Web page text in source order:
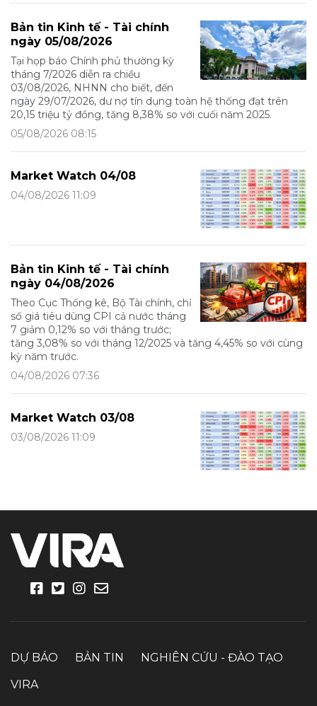
Bản tin Kinh tế - Tài chính
ngày 05/08/2026
Tại họp báo Chính phủ thường kỳ
tháng 7/2026 diễn ra chiều
03/08/2026, NHNN cho biết, đến
ngày 29/07/2026, dư nợ tín dụng toàn hệ thống đạt trên
20,15 triệu tỷ đồng, tăng 8,38% so với cuối năm 2025.
05/08/2026 08:15
Market Watch 04/08
04/08/2026 11:09
Bản tin Kinh tế - Tài chính
ngày 04/08/2026
Theo Cục Thống kê, Bộ Tài chính, chỉ
số giá tiêu dùng CPI cả nước tháng
7 giảm 0,12% so với tháng trước;
tăng 3,08% so với tháng 12/2025 và tăng 4,45% so với cùng
kỳ năm trước.
04/08/2026 07:36
Market Watch 03/08
03/08/2026 11:09
DỰ BÁO BẢN TIN
NGHIÊN CỨU - ĐÀO TẠO
VIRA